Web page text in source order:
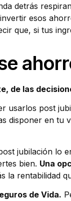
detrás
esos
que, si tus
de las
usarlos post
disponer en tu
jubilación lo
bien. Una
la rentabilidad
de Vida.